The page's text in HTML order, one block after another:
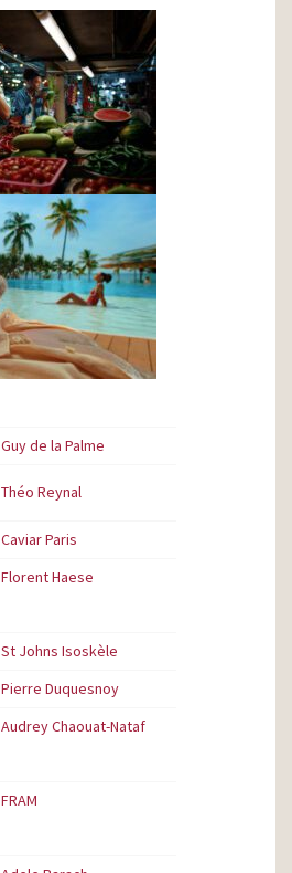
Guy de la Palme
Théo Reynal
Caviar Paris
Florent Haese
St Johns Isoskèle
Pierre Duquesnoy
Audrey Chaouat-Nataf
FRAM